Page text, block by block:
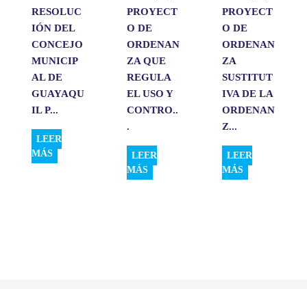
RESOLUC
IÓN DEL
CONCEJO
MUNICIP
AL DE
GUAYAQU
IL P...
LEER
MÁS
PROYECT
O DE
ORDENAN
ZA QUE
REGULA
EL USO Y
CONTRO..
.
LEER
MÁS
PROYECT
O DE
ORDENAN
ZA
SUSTITUT
IVA DE LA
ORDENAN
Z...
LEER
MÁS